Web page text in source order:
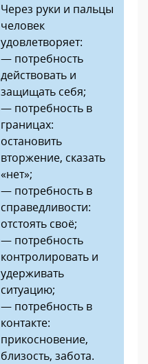
Через руки и пальцы
человек
удовлетворяет:
— потребность
действовать и
защищать себя;
— потребность в
границах:
остановить
вторжение, сказать
«нет»;
— потребность в
справедливости:
отстоять своё;
— потребность
контролировать и
удерживать
ситуацию;
— потребность в
контакте:
прикосновение,
близость, забота.